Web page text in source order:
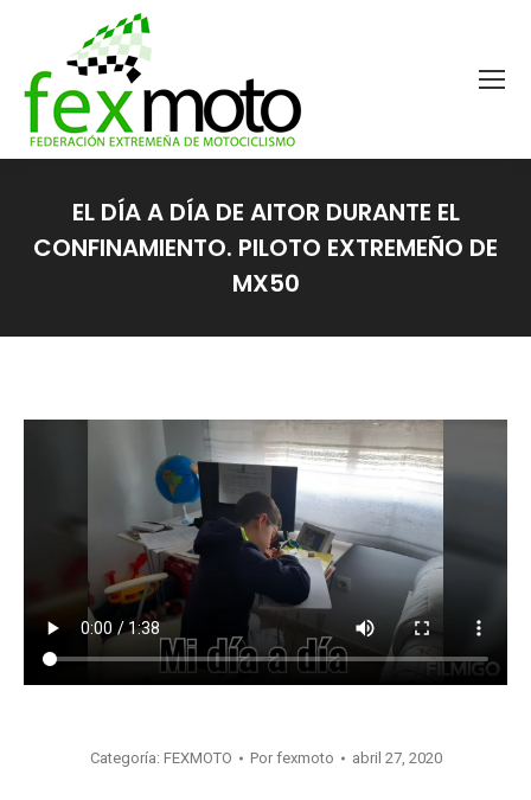
EL DÍA A DÍA DE AITOR DURANTE EL
CONFINAMIENTO. PILOTO EXTREMEÑO DE
MX50
Categoría: FEXMOTO Por fexmoto abril 27, 2020